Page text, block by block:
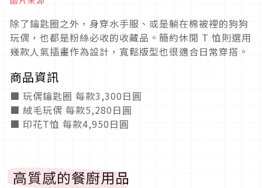
除了鑰匙圈之外，身穿水手服、或是躺在棉被裡的狗狗
玩偶，也都是粉絲必收的收藏品。簡約休閒 T 恤則選用
幾款人氣插畫作為設計，寬鬆版型也很適合日常穿搭。
商品資訊
■ 玩偶鑰匙圈 每款3,300日圓
■ 絨毛玩偶 每款5,280日圓
■ 印花T恤 每款4,950日圓
高質感的餐廚用品